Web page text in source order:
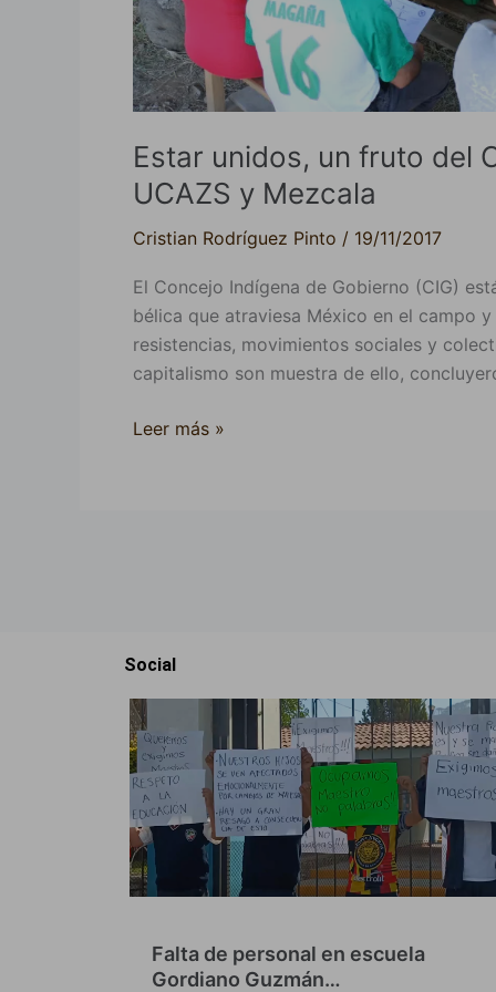
Estar unidos, un fruto del
UCAZS y Mezcala
Cristian Rodríguez Pinto / 19/11/2017
El Concejo Indígena de Gobierno (CIG)
bélica que atraviesa México en el campo
resistencias, movimientos sociales y
capitalismo son muestra de ello,
Leer más »
Social
Falta de personal en escuela
Gordiano Guzmán…